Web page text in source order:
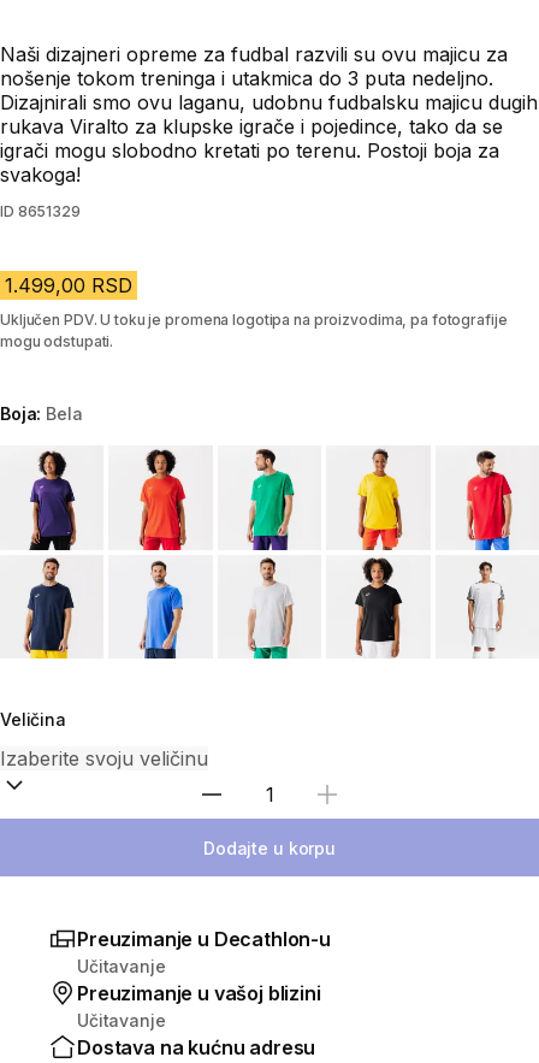
Naši dizajneri opreme za fudbal razvili su ovu majicu za
nošenje tokom treninga i utakmica do 3 puta nedeljno.
Dizajnirali smo ovu laganu, udobnu fudbalsku majicu dugih
rukava Viralto za klupske igrače i pojedince, tako da se
igrači mogu slobodno kretati po terenu. Postoji boja za
svakoga!
ID 8651329
1.499,00 RSD
Uključen PDV. U toku je promena logotipa na proizvodima, pa fotografije
mogu odstupati.
Boja: Bela
Choose a variant
Veličina
Izaberi količinu
Dodajte u korpu
Preuzimanje u Decathlon-u
Učitavanje
Preuzimanje u vašoj blizini
Učitavanje
Dostava na kućnu adresu